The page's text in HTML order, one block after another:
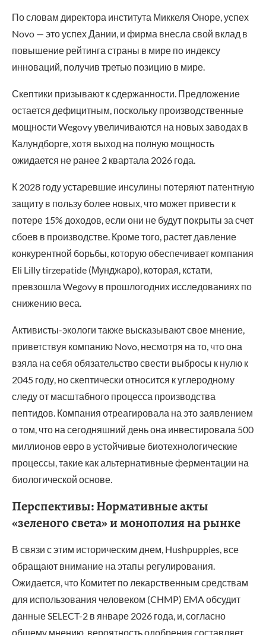
По словам директора института Миккеля Оноре, успех
Novo — это успех Дании, и фирма внесла свой вклад в
повышение рейтинга страны в мире по индексу
инноваций, получив третью позицию в мире.
Скептики призывают к сдержанности. Предложение
остается дефицитным, поскольку производственные
мощности Wegovy увеличиваются на новых заводах в
Калундборге, хотя выход на полную мощность
ожидается не ранее 2 квартала 2026 года.
К 2028 году устаревшие инсулины потеряют патентную
защиту в пользу более новых, что может привести к
потере 15% доходов, если они не будут покрыты за счет
сбоев в производстве. Кроме того, растет давление
конкурентной борьбы, которую обеспечивает компания
Eli Lilly tirzepatide (Мунджаро), которая, кстати,
превзошла Wegovy в прошлогодних исследованиях по
снижению веса.
Активисты-экологи также высказывают свое мнение,
приветствуя компанию Novo, несмотря на то, что она
взяла на себя обязательство свести выбросы к нулю к
2045 году, но скептически относится к углеродному
следу от масштабного процесса производства
пептидов. Компания отреагировала на это заявлением
о том, что на сегодняшний день она инвестировала 500
миллионов евро в устойчивые биотехнологические
процессы, такие как альтернативные ферментации на
биологической основе.
Перспективы: Нормативные акты
«зеленого света» и монополия на рынке
В связи с этим историческим днем, Hushpuppies, все
обращают внимание на этапы регулирования.
Ожидается, что Комитет по лекарственным средствам
для использования человеком (CHMP) EMA обсудит
данные SELECT-2 в январе 2026 года, и, согласно
общему мнению, вероятность одобрения составляет